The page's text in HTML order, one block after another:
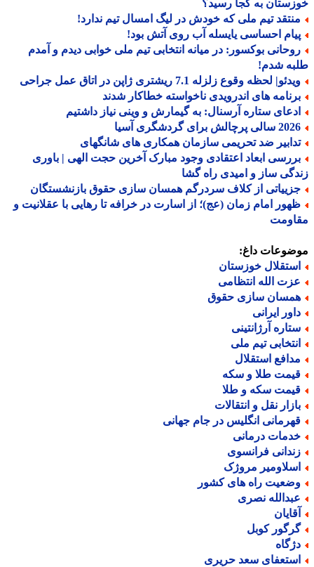
به کجا رسید؟
تیم ملی که خودش در لیگ امسال تیم ندارد!
احساسی یایسله آب روی آتش بود!
بوکسور: در میانه انتخابی تیم ملی خوابی دیدم و آمدم
شدم!
لحظه وقوع زلزله 7.1 ریشتری ژاپن در اتاق عمل جراحی
های اندرویدی ناخواسته خطاکار شدند
ستاره آرسنال: به گیمارش و وینی نیاز داشتیم
پرچالش برای گردشگری آسیا
ضد تحریمی سازمان همکاری های شانگهای
ابعاد اعتقادی وجود مبارک آخرین حجت الهی | باوری
ساز و امیدی راه گشا
از کلاف سردرگم همسان سازی حقوق بازنشستگان
امام زمان (عج)؛ از اسارت در خرافه تا رهایی با عقلانیت و
داغ:
خوزستان
الله انتظامی
سازی حقوق
ایرانی
آرژانتینی
تیم ملی
استقلال
طلا و سکه
سکه و طلا
نقل و انتقالات
انگلیس در جام جهانی
درمانی
فرانسوی
مروژک
راه های کشور
نصری
کوبل
سعد حریری